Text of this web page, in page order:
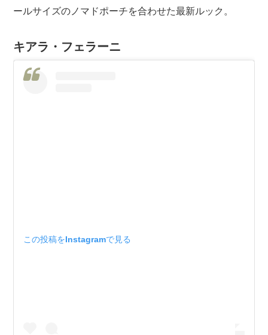
ールサイズのノマドポーチを合わせた最新ルック。
キアラ・フェラーニ
この投稿をInstagramで見る